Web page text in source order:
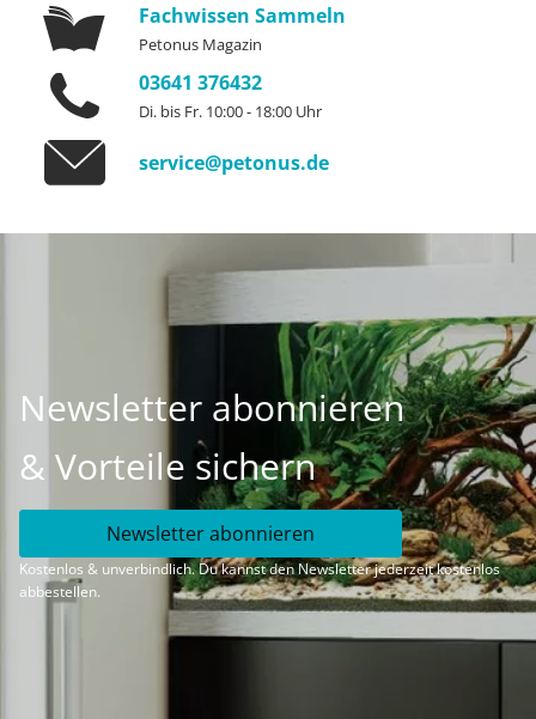
Fachwissen Sammeln
Petonus Magazin
03641 376432
Di. bis Fr. 10:00 - 18:00 Uhr
service@petonus.de
Newsletter abonnieren
& Vorteile sichern
Newsletter abonnieren
Kostenlos & unverbindlich. Du kannst den Newsletter jederzeit kostenlos
abbestellen.